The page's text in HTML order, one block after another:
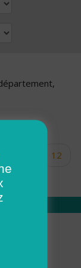
12
17